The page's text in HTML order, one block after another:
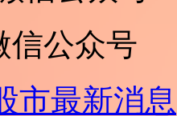
信公众号
市最新消息